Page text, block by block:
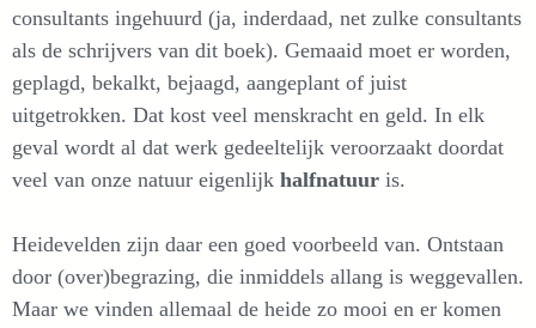
consultants ingehuurd (ja, inderdaad, net zulke consultants
als de schrijvers van dit boek). Gemaaid moet er worden,
geplagd, bekalkt, bejaagd, aangeplant of juist
uitgetrokken. Dat kost veel menskracht en geld. In elk
geval wordt al dat werk gedeeltelijk veroorzaakt doordat
veel van onze natuur eigenlijk halfnatuur is.
Heidevelden zijn daar een goed voorbeeld van. Ontstaan
door (over)begrazing, die inmiddels allang is weggevallen.
Maar we vinden allemaal de heide zo mooi en er komen